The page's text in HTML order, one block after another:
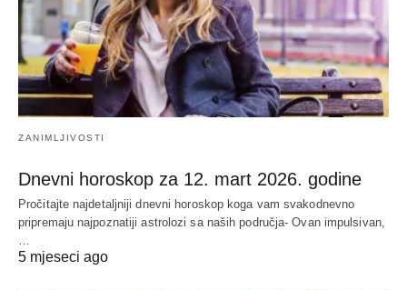
ZANIMLJIVOSTI
Dnevni horoskop za 12. mart 2026. godine
Pročitajte najdetaljniji dnevni horoskop koga vam svakodnevno
pripremaju najpoznatiji astrolozi sa naših područja- Ovan impulsivan,
…
5 mjeseci ago